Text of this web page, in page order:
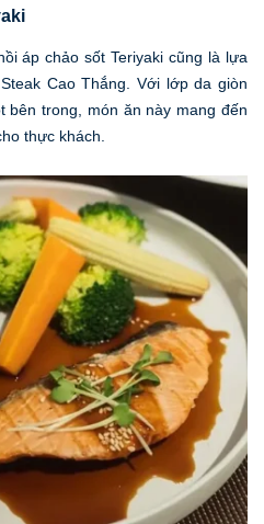
áp chảo sốt Teriyaki cũng là lựa
Cao Thắng. Với lớp da giòn
bên trong, món ăn này mang đến
thực khách.